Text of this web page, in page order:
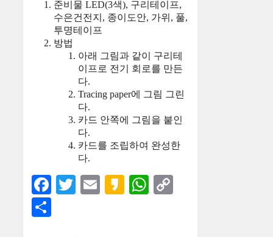
준비물 LED(3색), 구리테이프,
수은건전지, 종이도안, 가위, 풀,
투명테이프
방법
아래 그림과 같이 구리테
이프로 전기 회로를 만든
다.
Tracing paper에 그림 그린
다.
카드 안쪽에 그림을 붙인
다.
카드를 조립하여 완성한
다.
Facebook
Twitter
EmailKakaoWhatsApp